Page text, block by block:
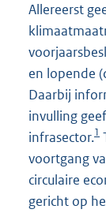
Allereerst
en lopende
Daarbij
invulling
infrasector.1
voortgang
circulaire
gericht op